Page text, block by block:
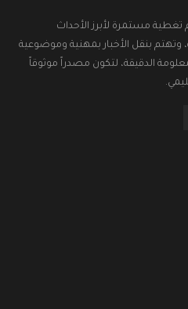
تغطية مستمرة لأبرز الأحداث
وتهتم بنقل الأخبار بمهنية وموضوعية
الدقيقة، لتكون مصدراً موثوقاً